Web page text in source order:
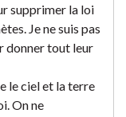
supprimer la loi
Je ne suis pas
donner tout leur
le ciel et la terre
On ne